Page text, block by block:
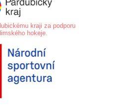
kraji za podporu
hokeje.